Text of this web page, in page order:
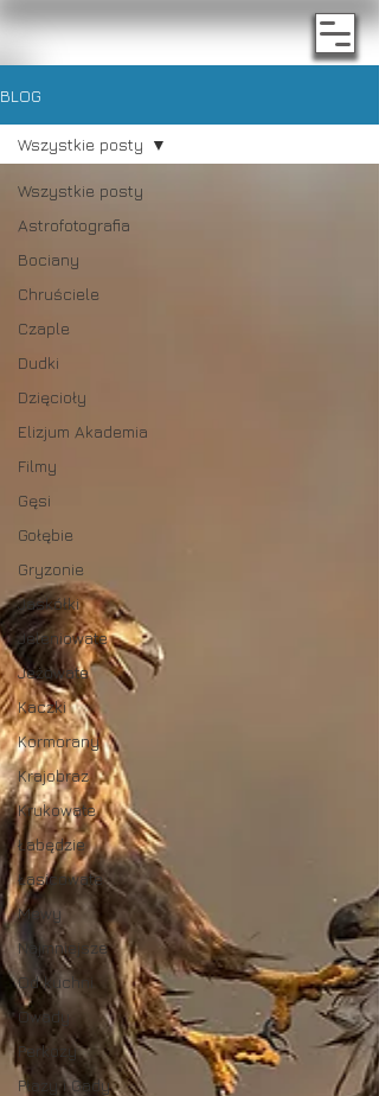
BLOG
Wszystkie posty
Astrofotografia
Bociany
Chruściele
Czaple
Dudki
Dzięcioły
Elizjum Akademia
Filmy
Gęsi
Gołębie
Gryzonie
Jaskółki
Jeleniowate
Jeżowate
Kaczki
Kormorany
Krajobraz
Krukowate
Łabędzie
Łasicowate
Mewy
Najmniejsze
Od kuchni
Owady
Perkozy
Płazy i Gady
Wszystkie posty